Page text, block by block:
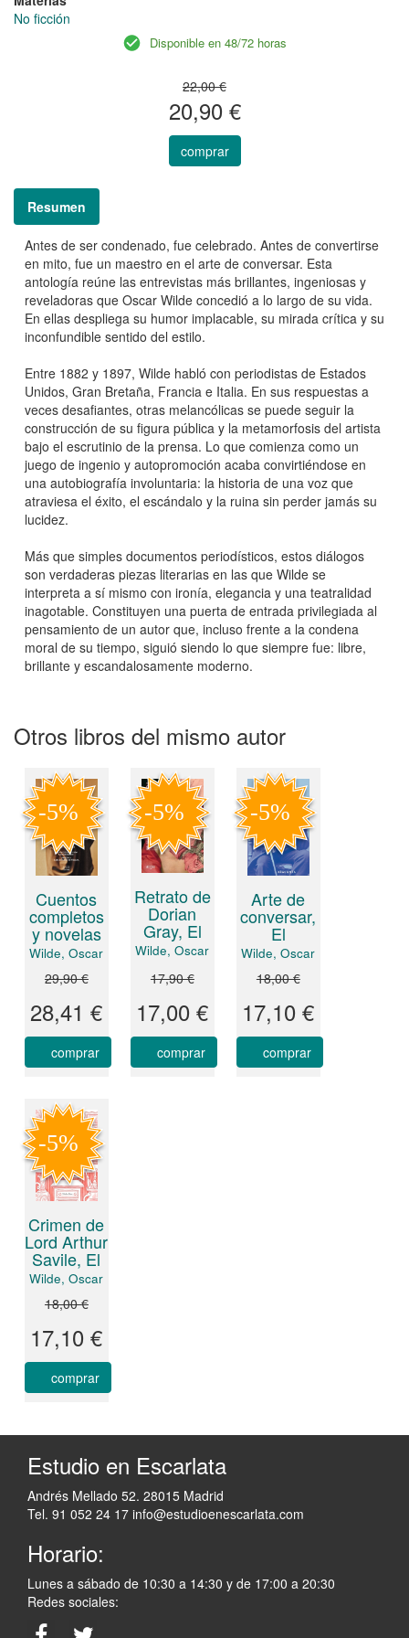
No ficción
Disponible en 48/72 horas
22,00 €
20,90 €
comprar
Resumen
Antes de ser condenado, fue celebrado. Antes de convertirse
en mito, fue un maestro en el arte de conversar. Esta
antología reúne las entrevistas más brillantes, ingeniosas y
reveladoras que Oscar Wilde concedió a lo largo de su vida.
En ellas despliega su humor implacable, su mirada crítica y su
inconfundible sentido del estilo.
Entre 1882 y 1897, Wilde habló con periodistas de Estados
Unidos, Gran Bretaña, Francia e Italia. En sus respuestas a
veces desafiantes, otras melancólicas se puede seguir la
construcción de su figura pública y la metamorfosis del artista
bajo el escrutinio de la prensa. Lo que comienza como un
juego de ingenio y autopromoción acaba convirtiéndose en
una autobiografía involuntaria: la historia de una voz que
atraviesa el éxito, el escándalo y la ruina sin perder jamás su
lucidez.
Más que simples documentos periodísticos, estos diálogos
son verdaderas piezas literarias en las que Wilde se
interpreta a sí mismo con ironía, elegancia y una teatralidad
inagotable. Constituyen una puerta de entrada privilegiada al
pensamiento de un autor que, incluso frente a la condena
moral de su tiempo, siguió siendo lo que siempre fue: libre,
brillante y escandalosamente moderno.
Otros libros del mismo autor
Cuentos
completos
y novelas
Wilde, Oscar
29,90 €
28,41 €
comprar
Retrato de
Dorian
Gray, El
Wilde, Oscar
17,90 €
17,00 €
comprar
Arte de
conversar,
El
Wilde, Oscar
18,00 €
17,10 €
comprar
Crimen de
Lord Arthur
Savile, El
Wilde, Oscar
18,00 €
17,10 €
comprar
Estudio en Escarlata
Andrés Mellado 52. 28015 Madrid
Tel. 91 052 24 17 info@estudioenescarlata.com
Horario:
Lunes a sábado de 10:30 a 14:30 y de 17:00 a 20:30
Redes sociales: